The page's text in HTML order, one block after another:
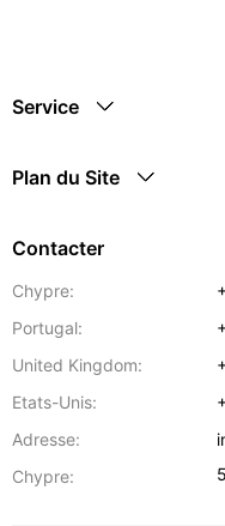
Service
Plan du Site
Contacter
Chypre:
Portugal:
United Kingdom:
Etats-Unis:
Adresse:
Chypre: